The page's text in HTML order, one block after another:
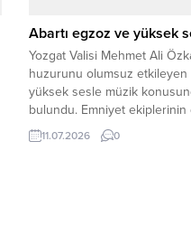
Abartı egzoz ve yüksek
Yozgat Valisi Mehmet Ali
huzurunu olumsuz etkileyen
yüksek sesle müzik
bulundu. Emniyet ekiplerinin
uyarılara rağmen bu tür
Vali Özkan, toplumun
11.07.2026 0